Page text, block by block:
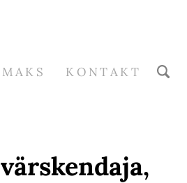
KONTAKT